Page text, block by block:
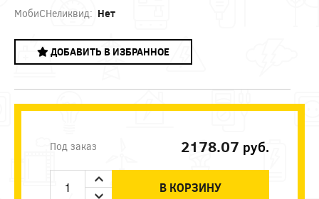
МобиСНеликвид: Нет
ДОБАВИТЬ В ИЗБРАННОЕ
Под заказ 2178.07 руб.
В КОРЗИНУ